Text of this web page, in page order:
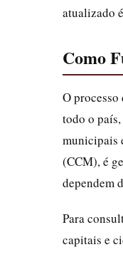
atualizado
Como
O
todo o
municipais
(CCM), é
dependem
Para
capitais e